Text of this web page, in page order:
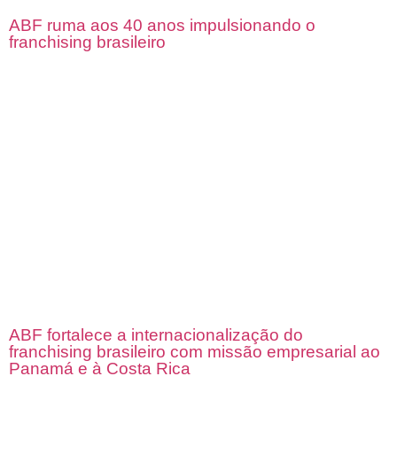
ABF ruma aos 40 anos impulsionando o
franchising brasileiro
ABF fortalece a internacionalização do
franchising brasileiro com missão empresarial ao
Panamá e à Costa Rica